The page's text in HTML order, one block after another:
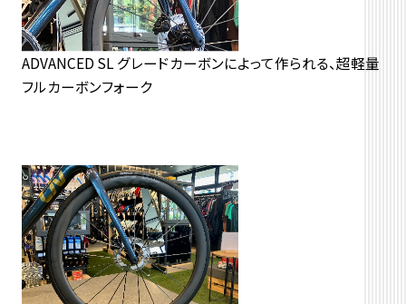
ADVANCED SL グレードカーボンによって作られる、超軽量
フルカーボンフォーク